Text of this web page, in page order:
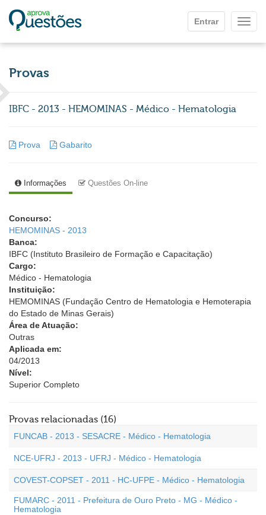
Entrar
Provas
IBFC - 2013 - HEMOMINAS - Médico - Hematologia
Prova Gabarito
Informações Questões On-line
Concurso:
HEMOMINAS - 2013
Banca:
IBFC (Instituto Brasileiro de Formação e Capacitação)
Cargo:
Médico - Hematologia
Instituição:
HEMOMINAS (Fundação Centro de Hematologia e Hemoterapia
do Estado de Minas Gerais)
Área de Atuação:
Outras
Aplicada em:
04/2013
Nível:
Superior Completo
Provas relacionadas (16)
FUNCAB - 2013 - SESACRE - Médico - Hematologia
NCE-UFRJ - 2013 - UFRJ - Médico - Hematologia
COVEST-COPSET - 2011 - HC-UFPE - Médico - Hematologia
FUMARC - 2011 - Prefeitura de Ouro Preto - MG - Médico -
Hematologia